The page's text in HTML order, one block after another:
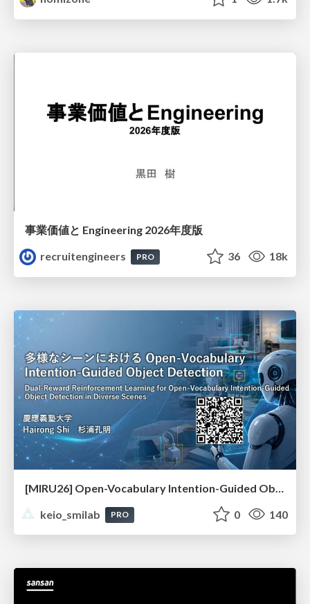
事業価値と Engineering 2026年度版
recruitengineers
PRO 36 18k
keio_smilab
PRO 0 140